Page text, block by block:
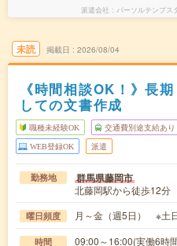
派遣会社 パーソルテンプ
未読 掲載日 2026/08/04
《時間相談OK！》長
しての文書作成
職種未経験OK 交通費別途支給あり
WEB登録OK 派遣
勤務地 群馬県藤岡市
北藤岡駅から徒歩12分
曜日頻度 月～金（週5日） ※土
時間
09:00～16:00(実働6時